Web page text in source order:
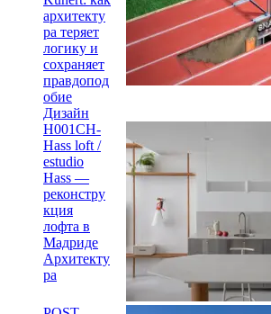
архитекту
ра теряет
логику и
сохраняет
правдопод
обие
Дизайн
H001CH-
Hass loft /
estudio
Hass —
реконстру
кция
лофта в
Мадриде
Архитекту
ра